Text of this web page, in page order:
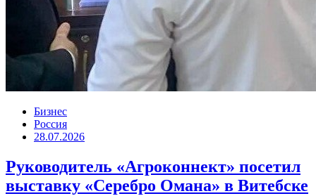
Бизнес
Россия
28.07.2026
Руководитель «Агроконнект» посетил
выставку «Серебро Омана» в Витебске